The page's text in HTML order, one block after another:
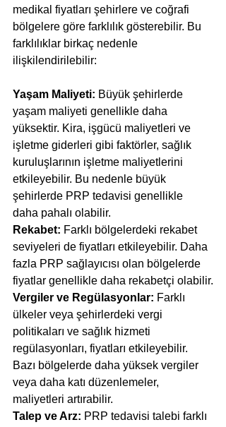
medikal fiyatları şehirlere ve coğrafi
bölgelere göre farklılık gösterebilir. Bu
farklılıklar birkaç nedenle
ilişkilendirilebilir:
Yaşam Maliyeti: Büyük şehirlerde
yaşam maliyeti genellikle daha
yüksektir. Kira, işgücü maliyetleri ve
işletme giderleri gibi faktörler, sağlık
kuruluşlarının işletme maliyetlerini
etkileyebilir. Bu nedenle büyük
şehirlerde PRP tedavisi genellikle
daha pahalı olabilir.
Rekabet: Farklı bölgelerdeki rekabet
seviyeleri de fiyatları etkileyebilir. Daha
fazla PRP sağlayıcısı olan bölgelerde
fiyatlar genellikle daha rekabetçi olabilir.
Vergiler ve Regülasyonlar: Farklı
ülkeler veya şehirlerdeki vergi
politikaları ve sağlık hizmeti
regülasyonları, fiyatları etkileyebilir.
Bazı bölgelerde daha yüksek vergiler
veya daha katı düzenlemeler,
maliyetleri artırabilir.
Talep ve Arz: PRP tedavisi talebi farklı